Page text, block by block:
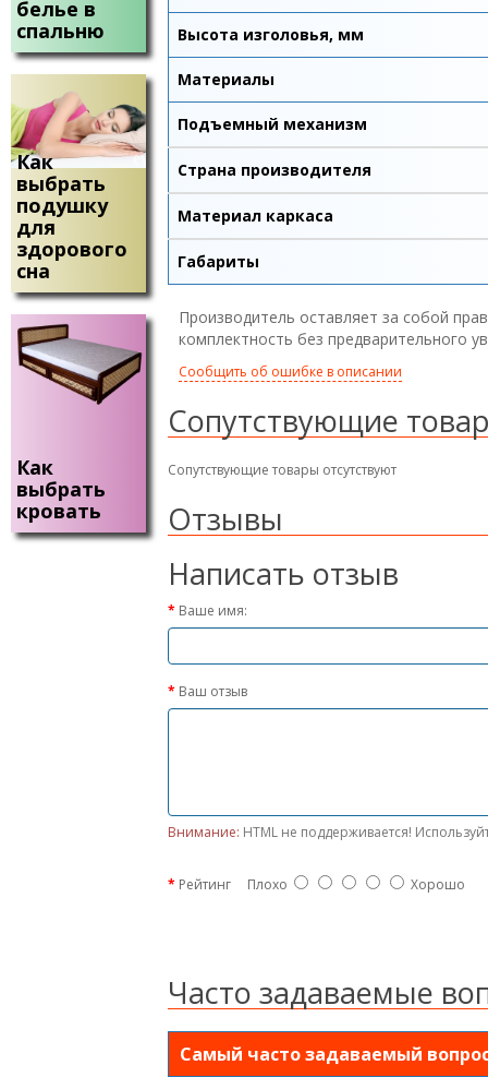
белье в
спальню
Как
выбрать
подушку
для
здорового
сна
Как
выбрать
кровать
Высота изголовья, мм
Материалы
Подъемный механизм
Страна производителя
Материал каркаса
Габариты
Производитель оставляет за собой
комплектность без предварительного
Сообщить об ошибке в описании
Сопутствующие
Сопутствующие товары отсутствуют
Отзывы
Написать отзыв
Ваше имя:
Ваш отзыв
Внимание: HTML не поддерживается!
Рейтинг Плохо Хорошо
Часто задаваемые
Самый часто задаваемый